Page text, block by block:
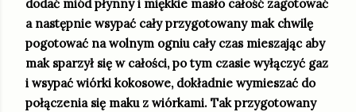
dodać miód płynny i miękkie masło całość zagotować
a następnie wsypać cały przygotowany mak chwilę
pogotować na wolnym ogniu cały czas mieszając aby
mak sparzył się w całości, po tym czasie wyłączyć gaz
i wsypać wiórki kokosowe, dokładnie wymieszać do
połączenia się maku z wiórkami. Tak przygotowany